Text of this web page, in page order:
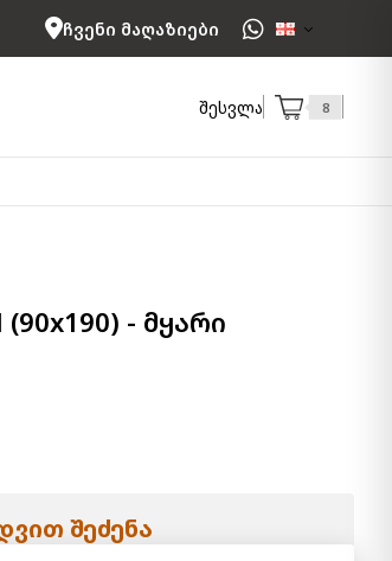
ჩვენი მაღაზიები
შესვლა 8
(90x190) - მყარი
შეძენა